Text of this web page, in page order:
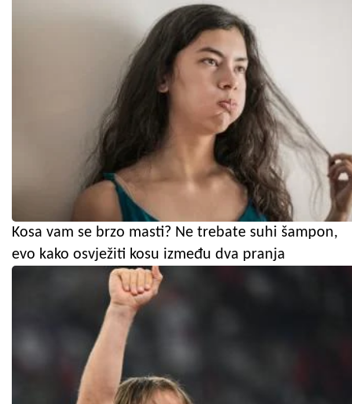
Kosa vam se brzo masti? Ne trebate suhi šampon,
evo kako osvježiti kosu između dva pranja